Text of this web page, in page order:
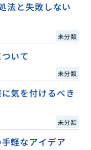
法と失敗しない
未分類
いて
未分類
気を付けるべき
未分類
軽なアイデア